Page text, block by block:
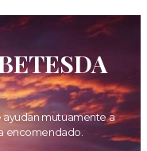
ayudan mutuamente a
encomendado.